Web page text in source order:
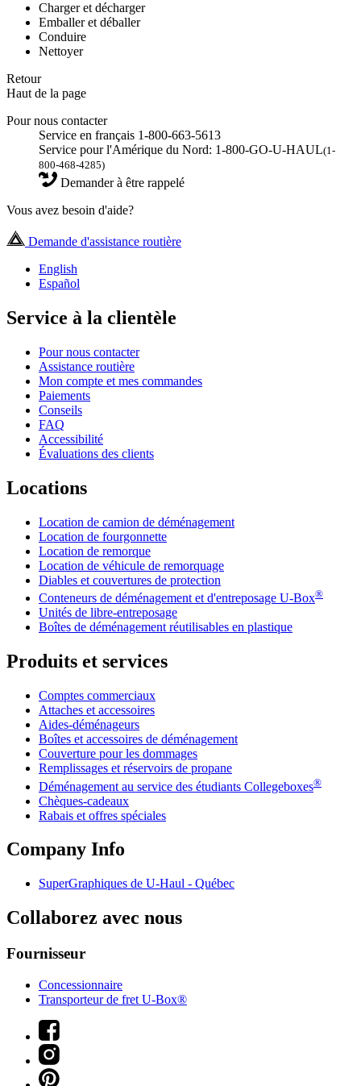
Charger et décharger
Emballer et déballer
Conduire
Nettoyer
Retour
Haut de la page
Pour nous contacter
Service en français 1-800-663-5613
Service pour l'Amérique du Nord: 1-800-GO-U-HAUL(1-
800-468-4285)
Demander à être rappelé
Vous avez besoin d'aide?
Demande d'assistance routière
English
Español
Service à la clientèle
Pour nous contacter
Assistance routière
Mon compte et mes commandes
Paiements
Conseils
FAQ
Accessibilité
Évaluations des clients
Locations
Location de camion de déménagement
Location de fourgonnette
Location de remorque
Location de véhicule de remorquage
Diables et couvertures de protection
Conteneurs de déménagement et d'entreposage U-Box®
Unités de libre-entreposage
Boîtes de déménagement réutilisables en plastique
Produits et services
Comptes commerciaux
Attaches et accessoires
Aides-déménageurs
Boîtes et accessoires de déménagement
Couverture pour les dommages
Remplissages et réservoirs de propane
Déménagement au service des étudiants Collegeboxes®
Chèques-cadeaux
Rabais et offres spéciales
Company Info
SuperGraphiques de U-Haul - Québec
Collaborez avec nous
Fournisseur
Concessionnaire
Transporteur de fret U-Box®